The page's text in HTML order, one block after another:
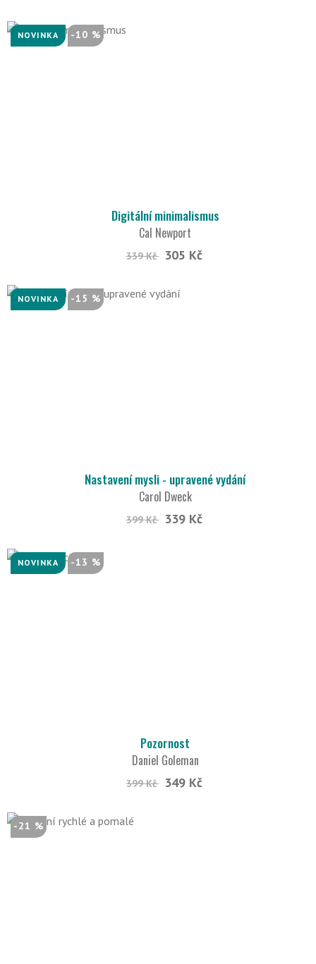
NOVINKA -10 %
Digitální minimalismus
Cal Newport
339 Kč 305 Kč
NOVINKA -15 %
Nastavení mysli - upravené vydání
Carol Dweck
399 Kč 339 Kč
NOVINKA -13 %
Pozornost
Daniel Goleman
399 Kč 349 Kč
-21 %